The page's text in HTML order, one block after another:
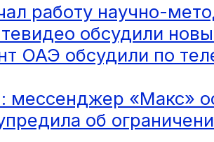
работу научно-
обсудили
ОАЭ обсудили по
«Макс»
об